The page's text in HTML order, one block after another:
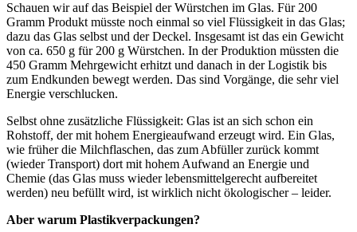
Schauen wir auf das Beispiel der Würstchen im Glas. Für 200
Gramm Produkt müsste noch einmal so viel Flüssigkeit in das Glas;
dazu das Glas selbst und der Deckel. Insgesamt ist das ein Gewicht
von ca. 650 g für 200 g Würstchen. In der Produktion müssten die
450 Gramm Mehrgewicht erhitzt und danach in der Logistik bis
zum Endkunden bewegt werden. Das sind Vorgänge, die sehr viel
Energie verschlucken.
Selbst ohne zusätzliche Flüssigkeit: Glas ist an sich schon ein
Rohstoff, der mit hohem Energieaufwand erzeugt wird. Ein Glas,
wie früher die Milchflaschen, das zum Abfüller zurück kommt
(wieder Transport) dort mit hohem Aufwand an Energie und
Chemie (das Glas muss wieder lebensmittelgerecht aufbereitet
werden) neu befüllt wird, ist wirklich nicht ökologischer – leider.
Aber warum Plastikverpackungen?